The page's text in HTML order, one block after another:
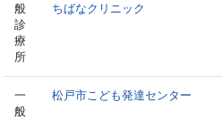
般
診
療
所
ちばなクリニック
一
般
松戸市こども発達センター